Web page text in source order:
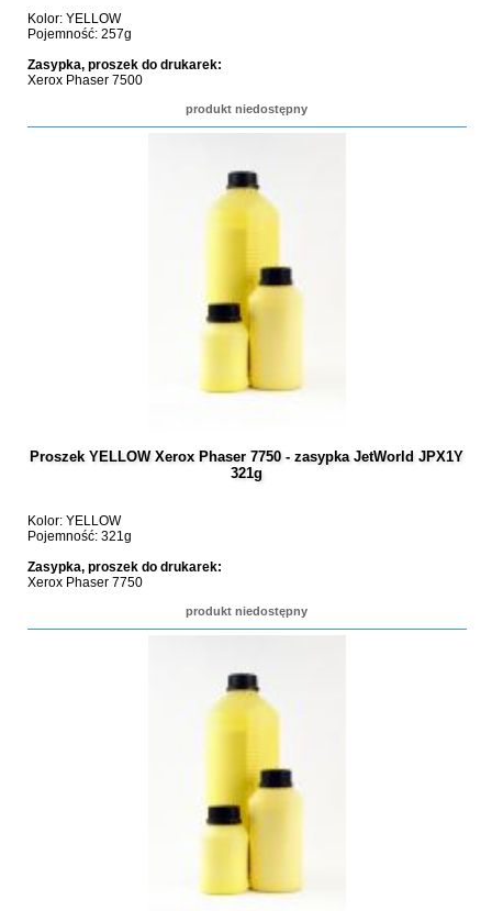
Kolor: YELLOW
Pojemność: 257g
Zasypka, proszek do drukarek:
Xerox Phaser 7500
produkt niedostępny
Proszek YELLOW Xerox Phaser 7750 - zasypka JetWorld JPX1Y
321g
Kolor: YELLOW
Pojemność: 321g
Zasypka, proszek do drukarek:
Xerox Phaser 7750
produkt niedostępny